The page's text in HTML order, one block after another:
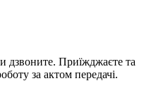
дзвоните. Приїжджаєте та
за актом передачі.